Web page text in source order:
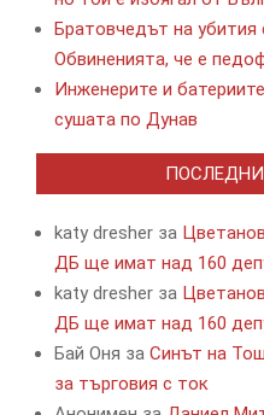
Братовчедът на
Обвиненията, че е
Инженерите и
сушата по Дунав
katy dresher за
ДБ ще имат над 160
katy dresher за
ДБ ще имат над 160
Бай Оня за Синът на
за търговия с ток